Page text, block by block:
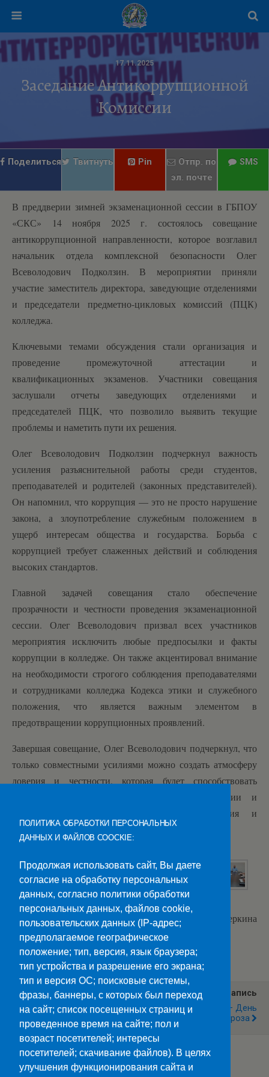
17.11.2025
Заседание Антикоррупционной
Комиссии
Поделиться Твитнуть Pin
Отпр. по
эл. почте
SMS
В преддверии зимней экзаменационной сессии в ГБПОУ
«СКС» 14 ноября 2025 г. состоялось совещание
антикоррупционной направленности, которое возглавил
начальник отдела комплексной безопасности Олег
Всеволодович Подколзин. В мероприятии приняли
участие заместитель директора, заведующие отделениями
и председатели предметно-цикловых комиссий (ПЦК)
колледжа.
Ключевыми темами обсуждения стали организация и
проведение промежуточной аттестации и
квалификационных экзаменов. Участники совещания
заслушали отчеты заведующих отделениями и
председателей ПЦК, что позволило выявить текущие
проблемы и наметить пути их решения.
Олег Всеволодович Подколзин подчеркнул важность
усиления разъяснительной работы среди студентов,
преподавателей и родителей (законных представителей).
Он напомнил, что коррупция — это не просто нарушение
закона, а злоупотребление служебным положением в
ущерб интересам общества и государства. Борьба с
коррупцией требует слаженных действий и соблюдения
высоких стандартов.
Главной задачей совещания стало обеспечение
прозрачности и честности проведения экзаменационной
сессии. Олег Всеволодович призвал всех участников
мероприятия исключить любые предпосылки и факты
коррупции в колледже. Он также акцентировал внимание
на необходимости строгого соблюдения преподавателями
и сотрудниками колледжа Кодекса этики и служебного
положения, что является важным элементом в
предотвращении коррупционных проявлений.
Завершая совещание, Олег Всеволодович подчеркнул, что
только совместными усилиями можно создать атмосферу
доверия и честности, которая будет способствовать
успешному проведению экзаменационной сессии и
поддержанию высоких стандартов образования и
профессионализма в колледже.
Текст: Т. С. Офицеркина
Категории:Новости
Предыдущая Запись
Онлайн-Уроки
Финансовой Грамотности
Следующая Запись
18 Ноября — День
Рождения Деда Мороза
Наверх
ПОЛИТИКА ОБРАБОТКИ ПЕРСОНАЛЬНЫХ
ДАННЫХ И ФАЙЛОВ COOCKIE:
Продолжая использовать сайт, Вы даете
согласие на обработку персональных
данных, согласно политики обработки
персональных данных, файлов cookie,
пользовательских данных (IP-адрес;
предполагаемое географическое
положение; тип, версия, язык браузера;
тип устройства и разрешение его экрана;
тип и версия ОС; поисковые системы,
фразы, баннеры, с которых был переход
на сайт; список посещенных страниц и
проведенное время на сайте; пол и
возраст посетителей; интересы
посетителей; скачивание файлов). В целях
улучшения функционирования сайта и